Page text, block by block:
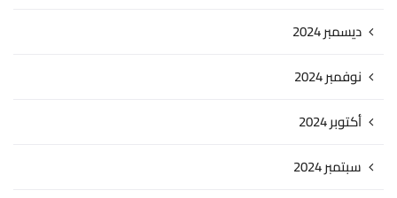
ديسمبر 2024
نوفمبر 2024
أكتوبر 2024
سبتمبر 2024